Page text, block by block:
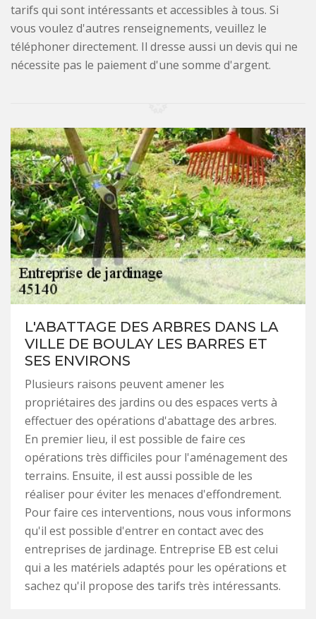
tarifs qui sont intéressants et accessibles à tous. Si
vous voulez d'autres renseignements, veuillez le
téléphoner directement. Il dresse aussi un devis qui ne
nécessite pas le paiement d'une somme d'argent.
L'ABATTAGE DES ARBRES DANS LA
VILLE DE BOULAY LES BARRES ET
SES ENVIRONS
Plusieurs raisons peuvent amener les
propriétaires des jardins ou des espaces verts à
effectuer des opérations d'abattage des arbres.
En premier lieu, il est possible de faire ces
opérations très difficiles pour l'aménagement des
terrains. Ensuite, il est aussi possible de les
réaliser pour éviter les menaces d'effondrement.
Pour faire ces interventions, nous vous informons
qu'il est possible d'entrer en contact avec des
entreprises de jardinage. Entreprise EB est celui
qui a les matériels adaptés pour les opérations et
sachez qu'il propose des tarifs très intéressants.